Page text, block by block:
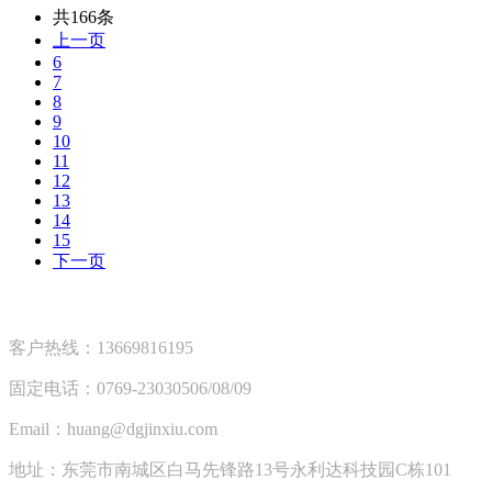
共166条
上一页
6
7
8
9
10
11
12
13
14
15
下一页
客户热线：13669816195
固定电话：0769-23030506/08/09
Email：huang@dgjinxiu.com
地址：东莞市南城区白马先锋路13号永利达科技园C栋101